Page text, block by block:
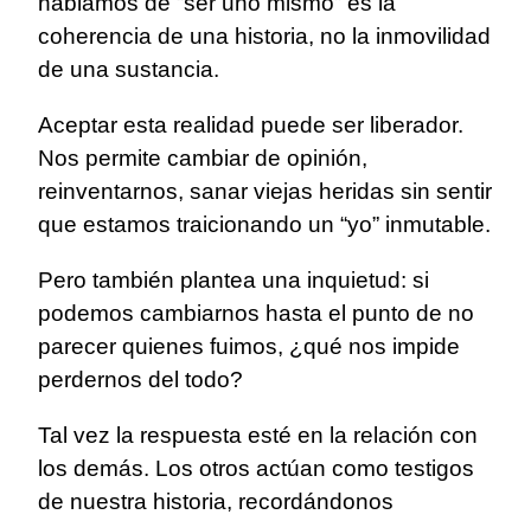
coherencia de una historia, no la inmovilidad
de una sustancia.
Aceptar esta realidad puede ser liberador.
Nos permite cambiar de opinión,
reinventarnos, sanar viejas heridas sin sentir
que estamos traicionando un “yo” inmutable.
Pero también plantea una inquietud: si
podemos cambiarnos hasta el punto de no
parecer quienes fuimos, ¿qué nos impide
perdernos del todo?
Tal vez la respuesta esté en la relación con
los demás. Los otros actúan como testigos
de nuestra historia, recordándonos